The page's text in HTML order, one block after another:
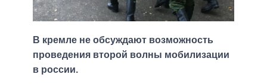
В кремле не обсуждают возможность
проведения второй волны мобилизации
в россии.